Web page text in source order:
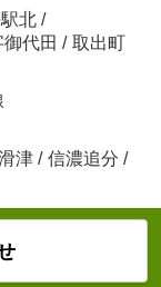
北 /
御代田 / 取出町
津 / 信濃追分 /